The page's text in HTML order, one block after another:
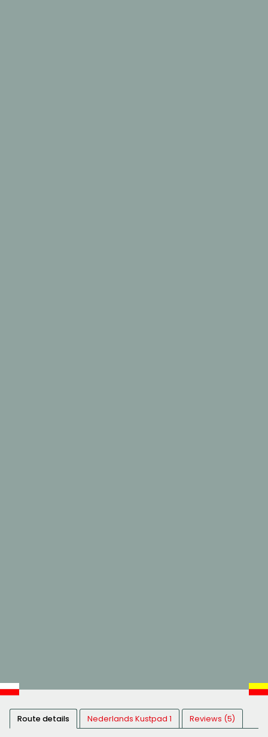
Route details Nederlands Kustpad 1 Reviews (5)